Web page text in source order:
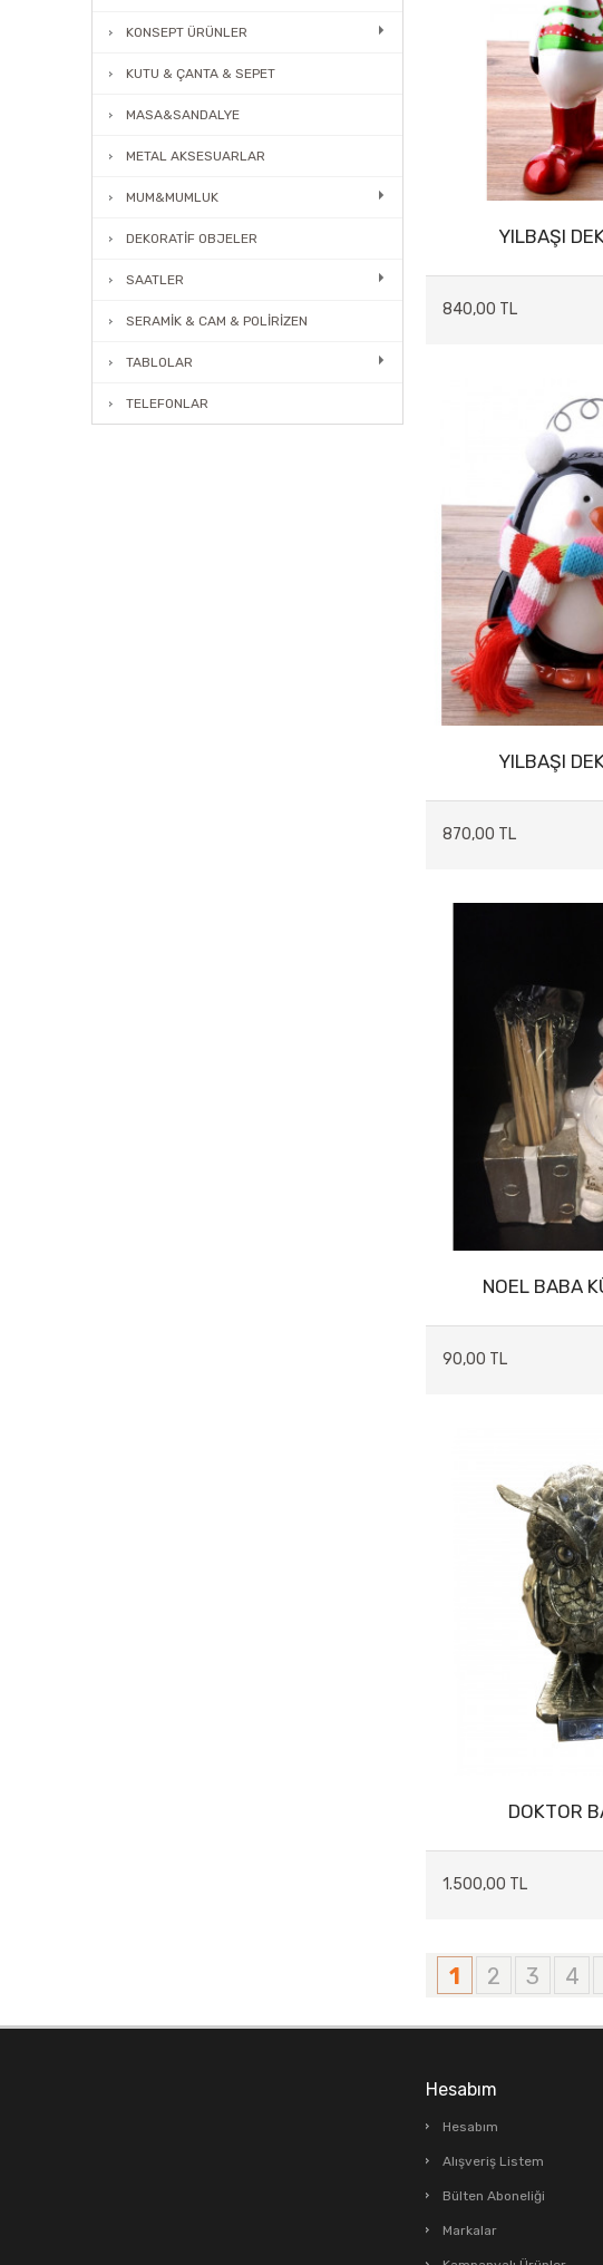
KONSEPT ÜRÜNLER
KUTU & ÇANTA & SEPET
MASA&SANDALYE
METAL AKSESUARLAR
MUM&MUMLUK
DEKORATİF OBJELER
SAATLER
SERAMİK & CAM & POLİRİZEN
TABLOLAR
TELEFONLAR
YILBAŞI
840,00 TL
YILBAŞI
870,00 TL
NOEL BABA
90,00 TL
DOKTOR
1.500,00 TL
1 2 3 4
Hesabım
Hesabım
Alışveriş Listem
Bülten Aboneliği
Markalar